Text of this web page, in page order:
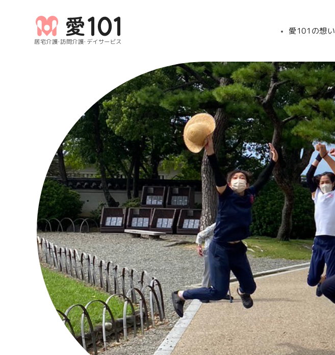
居宅介護・訪問介護・デイサービス
愛101の想い